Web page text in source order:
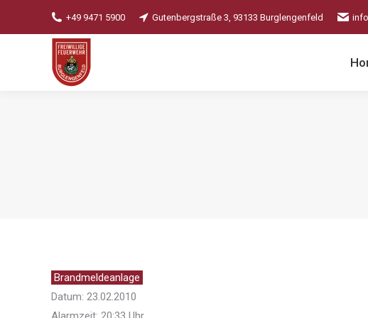
+49 9471 5900 Gutenbergstraße 3, 93133 Burglengenfeld
Brandmeldeanlage
Datum: 23.02.2010